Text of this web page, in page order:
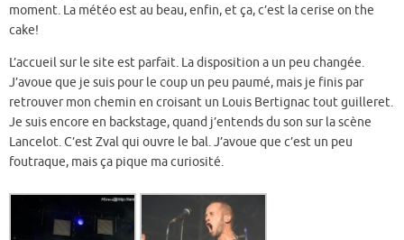
moment. La météo est au beau, enfin, et ça, c’est la cerise on the
cake!
L’accueil sur le site est parfait. La disposition a un peu changée.
J’avoue que je suis pour le coup un peu paumé, mais je finis par
retrouver mon chemin en croisant un Louis Bertignac tout guilleret.
Je suis encore en backstage, quand j’entends du son sur la scène
Lancelot. C’est Zval qui ouvre le bal. J’avoue que c’est un peu
foutraque, mais ça pique ma curiosité.